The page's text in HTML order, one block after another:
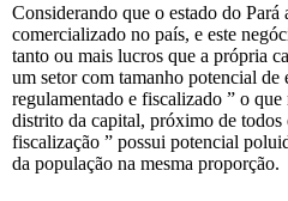
Considerando que o estado do
comercializado no país, e este
tanto ou mais lucros que a própria
um setor com tamanho potencial de
regulamentado e fiscalizado ” o
distrito da capital, próximo de todos
fiscalização ” possui potencial
da população na mesma proporção.